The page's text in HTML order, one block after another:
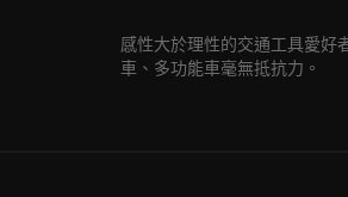
感性大於理性的交通工具愛好
車、多功能車毫無抵抗力。